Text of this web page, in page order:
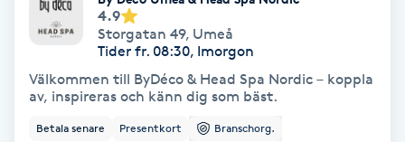
Extensions borttagning
Eyeliner-tatuering
4.9
Storgatan 49, Umeå
Tider fr. 08:30, Imorgon
Välkommen till ByDéco & Head Spa Nordic – koppla
av, inspireras och känn dig som bäst.
Betala senare Presentkort Branschorg.